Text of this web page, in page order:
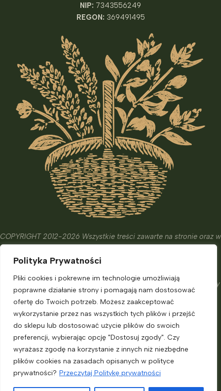
Polityka Prywatności
Pliki cookies i pokrewne im technologie umożliwiają
poprawne działanie strony i pomagają nam dostosować
ofertę do Twoich potrzeb. Możesz zaakceptować
wykorzystanie przez nas wszystkich tych plików i przejść
do sklepu lub dostosować użycie plików do swoich
preferencji, wybierając opcję "Dostosuj zgody". Czy
wyrażasz zgodę na korzystanie z innych niż niezbędne
plików cookies na zasadach opisanych w polityce
prywatności? Przeczytaj Politykę prywatności
NIP: 7343556249
REGON: 369491495
COPYRIGHT 2012-2026 Wszystkie treści zawarte na stronie oraz w
edukacyjny, informacyjny oraz hobbistyczny.
chorobom. Nie zastąpią one porady eksperta, o którą powinniśmy
zadbać.
Informacje dla klienta
Moje konto
Polityka prywatności
Regulamin sklepu